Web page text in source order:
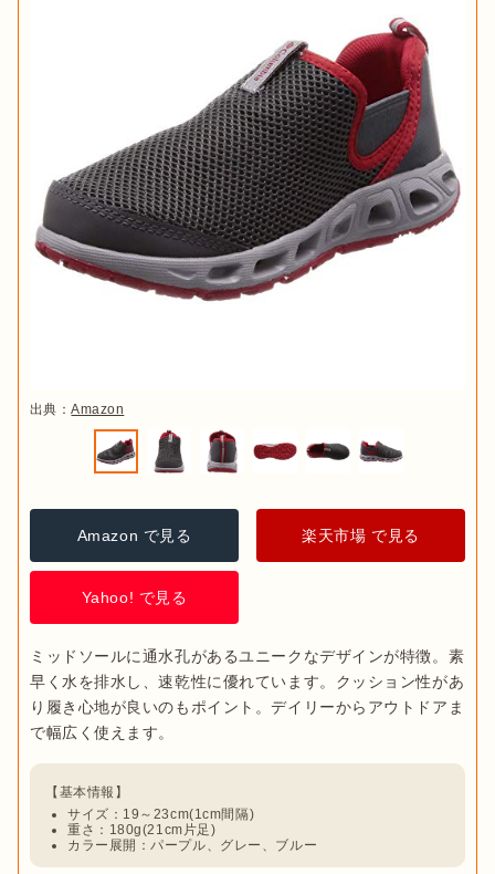
出典：Amazon
Amazon で見る 楽天市場 で見る
Yahoo! で見る
ミッドソールに通水孔があるユニークなデザインが特徴。素
早く水を排水し、速乾性に優れています。クッション性があ
り履き心地が良いのもポイント。デイリーからアウトドアま
サイズ：19～23cm(1cm間隔)
重さ：180g(21cm片足)
カラー展開：パープル、グレー、ブルー